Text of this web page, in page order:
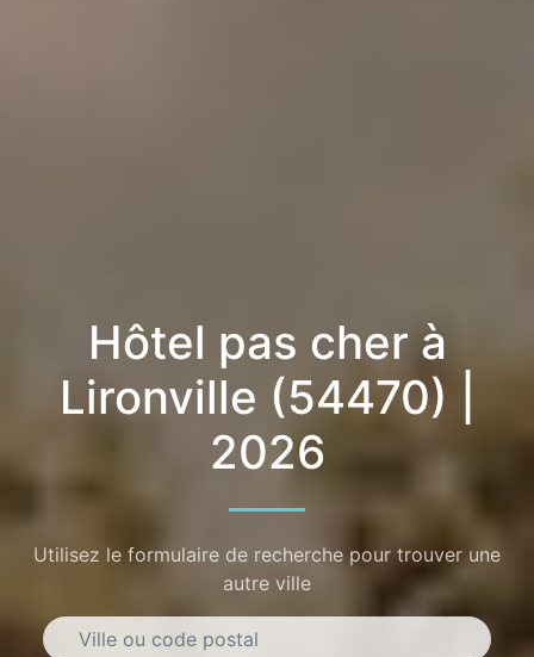
Hôtel pas cher à
Lironville (54470) |
2026
Utilisez le formulaire de recherche pour trouver une
autre ville